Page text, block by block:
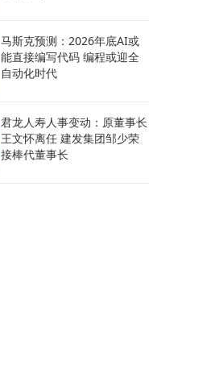
马斯克预测：2026年底AI或
能直接编写代码 编程或迎全
自动化时代
君龙人寿人事变动：原董事长
王文怀离任 建发集团邹少荣
接棒代董事长